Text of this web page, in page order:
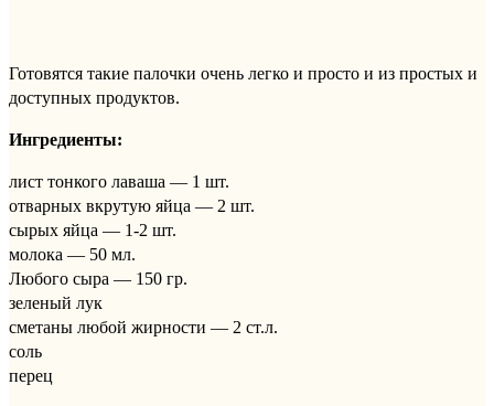
Готовятся такие палочки очень легко и просто и из простых и
доступных продуктов.
Ингредиенты:
лист тонкого лаваша — 1 шт.
отварных вкрутую яйца — 2 шт.
сырых яйца — 1-2 шт.
молока — 50 мл.
Любого сыра — 150 гр.
зеленый лук
сметаны любой жирности — 2 ст.л.
соль
перец